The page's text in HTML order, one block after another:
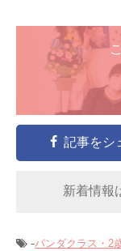
記事をシ
新着情報
-パンダクラス・2